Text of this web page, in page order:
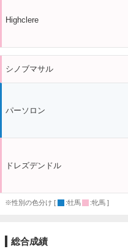
Highclere
シノブマサル
パーソロン
ドレズデンドル
※性別の色分け [ :牡馬 :牝馬 ]
総合成績